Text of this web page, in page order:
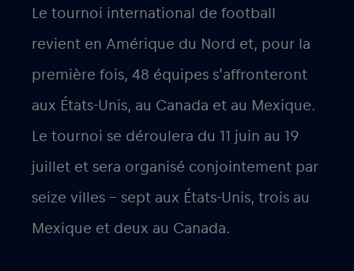
Le tournoi international de football
revient en Amérique du Nord et, pour la
première fois, 48 équipes s’affronteront
aux États-Unis, au Canada et au Mexique.
Le tournoi se déroulera du 11 juin au 19
juillet et sera organisé conjointement par
seize villes – sept aux États-Unis, trois au
Mexique et deux au Canada.